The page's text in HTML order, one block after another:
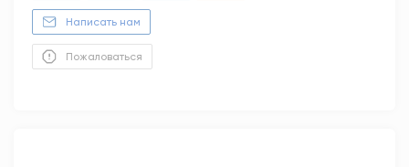
Написать нам
Пожаловаться